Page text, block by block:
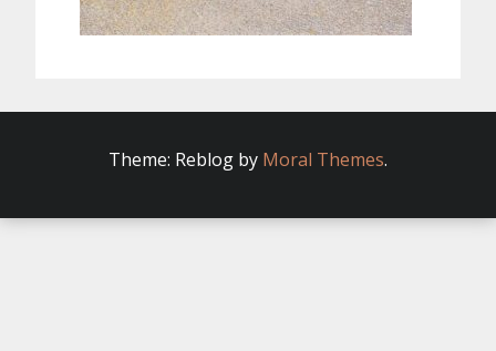
Theme: Reblog by Moral Themes.